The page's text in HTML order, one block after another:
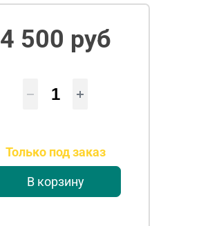
4 500 руб
Только под заказ
В корзину